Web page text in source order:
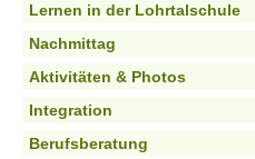
Lernen in der Lohrtalschule
Nachmittag
Aktivitäten & Photos
Integration
Berufsberatung